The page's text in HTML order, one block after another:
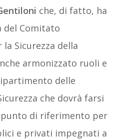
che, di fatto, ha
Comitato
Sicurezza della
armonizzato ruoli e
delle
che dovrà farsi
di riferimento per
e privati impegnati a